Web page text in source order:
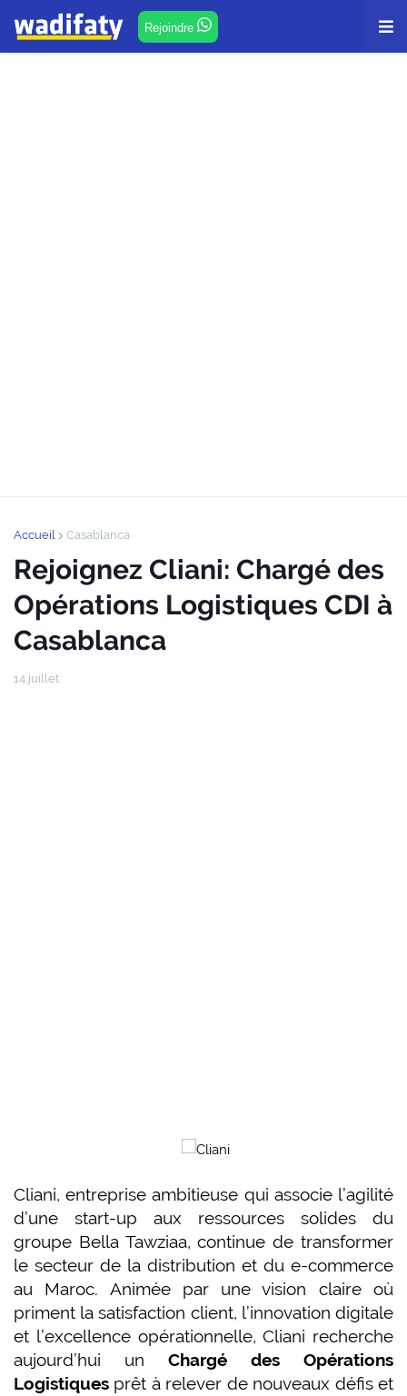
Rejoindre
Accueil Casablanca
Rejoignez Cliani: Chargé des
Opérations Logistiques CDI à
Casablanca
14 juillet
Cliani, entreprise ambitieuse qui associe l’agilité
d’une start-up aux ressources solides du
groupe Bella Tawziaa, continue de transformer
le secteur de la distribution et du e-commerce
au Maroc. Animée par une vision claire où
priment la satisfaction client, l’innovation digitale
et l’excellence opérationnelle, Cliani recherche
aujourd’hui un Chargé des Opérations
Logistiques prêt à relever de nouveaux défis et